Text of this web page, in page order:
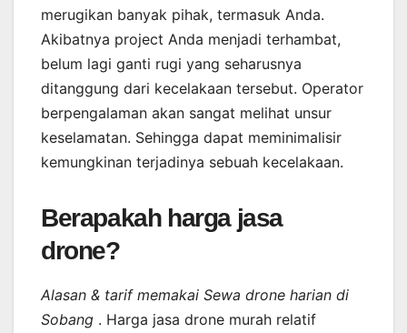
merugikan banyak pihak, termasuk Anda.
Akibatnya project Anda menjadi terhambat,
belum lagi ganti rugi yang seharusnya
ditanggung dari kecelakaan tersebut. Operator
berpengalaman akan sangat melihat unsur
keselamatan. Sehingga dapat meminimalisir
kemungkinan terjadinya sebuah kecelakaan.
Berapakah harga jasa
drone?
Alasan & tarif memakai Sewa drone harian di
Sobang . Harga jasa drone murah relatif